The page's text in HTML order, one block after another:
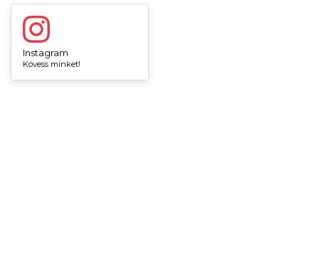
Instagram
Kövess minket!